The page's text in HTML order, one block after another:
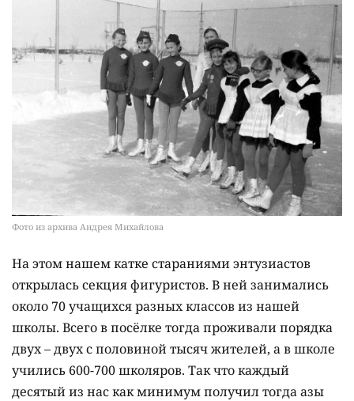
Фото из архива Андрея Михайлова
На этом нашем катке стараниями энтузиастов
открылась секция фигуристов. В ней занимались
около 70 учащихся разных классов из нашей
школы. Всего в посёлке тогда проживали порядка
двух – двух с половиной тысяч жителей, а в школе
учились 600-700 школяров. Так что каждый
десятый из нас как минимум получил тогда азы